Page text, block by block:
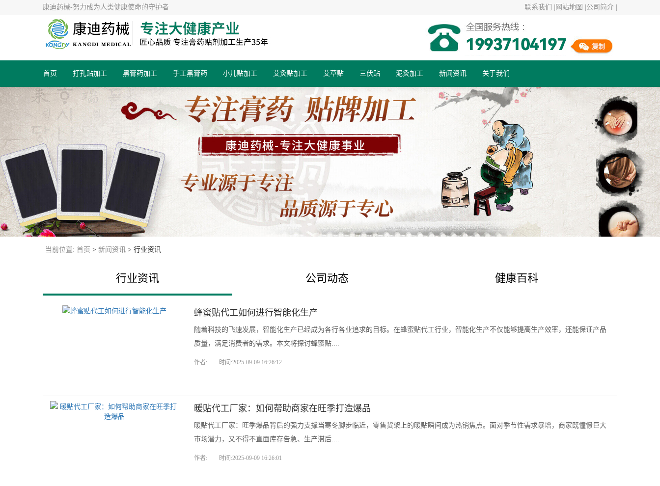
康迪药械-努力成为人类健康使命的守护者 公司简介 |
网站地图 |
联系我们 |
首页 打孔贴加工 黑膏药加工 手工黑膏药 小儿贴加工
小儿蜂蜜膏
艾灸贴加工 艾草贴 三伏贴 泥灸加工 新闻资讯
行业资讯
关于我们
当前位置: 首页 > 新闻资讯 > 行业资讯
行业资讯 公司动态 健康百科
蜂蜜贴代工如何进行智能化生产
随着科技的飞速发展，智能化生产已经成为各行各业追求的目标。在蜂蜜贴代工行业，智能化生产不仅能够提高生产效率，还能保证产品
质量，满足消费者的需求。本文将探讨蜂蜜贴....
作者: 时间:2025-09-09 16:26:12
暖贴代工厂家：如何帮助商家在旺季打造爆品
暖贴代工厂家：旺季爆品背后的强力支撑当寒冬脚步临近，零售货架上的暖贴瞬间成为热销焦点。面对季节性需求暴增，商家既憧憬巨大
市场潜力，又不得不直面库存告急、生产滞后....
作者: 时间:2025-09-09 16:26:01